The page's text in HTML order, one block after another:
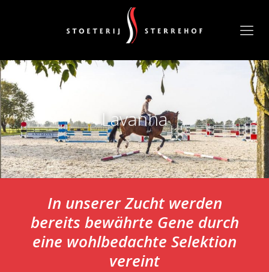
Lavanna
In unserer Zucht werden
bereits bewährte Gene durch
eine wohlbedachte Selektion
vereint